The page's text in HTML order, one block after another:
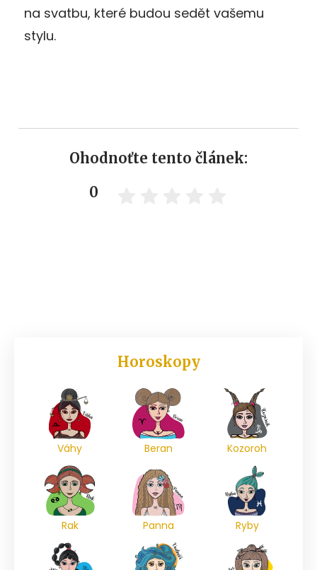
na svatbu, které budou sedět vašemu
stylu.
Ohodnoťte tento článek:
0
Horoskopy
Váhy Beran Kozoroh
Rak Panna Ryby